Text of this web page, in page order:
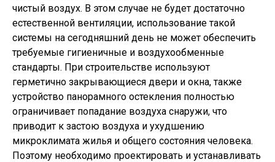
чистый воздух. В этом случае не будет достаточно
естественной вентиляции, использование такой
системы на сегодняшний день не может обеспечить
требуемые гигиеничные и воздухообменные
стандарты. При строительстве используют
герметично закрывающиеся двери и окна, также
устройство панорамного остекления полностью
ограничивает попадание воздуха снаружи, что
приводит к застою воздуха и ухудшению
микроклимата жилья и общего состояния человека.
Поэтому необходимо проектировать и устанавливать